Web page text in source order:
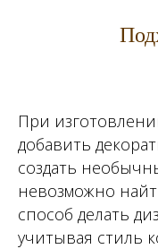
При
добавить
создать
невозможно
способ делать
учитывая стиль